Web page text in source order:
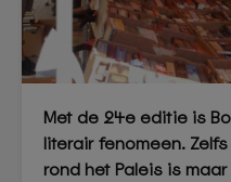
Met de 24e editie is
literair fenomeen.
rond het Paleis is